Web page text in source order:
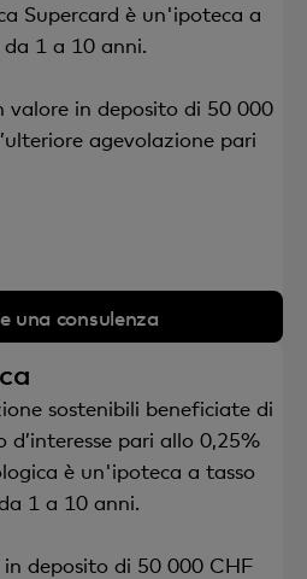
Supercard è un'ipoteca a
1 a 10 anni.
valore in deposito di 50 000
agevolazione pari
una consulenza
sostenibili beneficiate di
d’interesse pari allo 0,25%
è un'ipoteca a tasso
1 a 10 anni.
deposito di 50 000 CHF